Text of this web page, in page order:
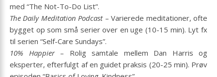
med “The Not-To-Do List”.
The Daily Meditation Podcast– Varierede meditationer, ofte
bygget op som små serier over en uge (10-15 min). Lyt fx
til serien “Self-Care Sundays”.
10% Happier– Rolig samtale mellem Dan Harris og
eksperter, efterfulgt af en guidet praksis (20-25 min). Prøv